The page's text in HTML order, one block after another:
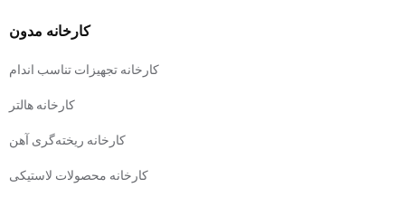
کارخانه مدون
کارخانه تجهیزات تناسب اندام
کارخانه هالتر
کارخانه ریخته‌گری آهن
کارخانه محصولات لاستیکی